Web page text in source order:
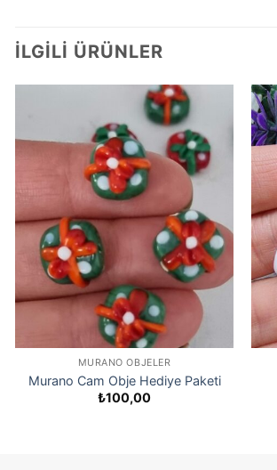
İLGILI ÜRÜNLER
MURANO OBJELER
Murano Cam Obje Hediye Paketi
₺100,00